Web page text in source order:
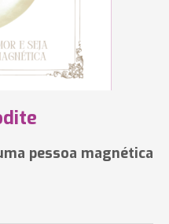
pessoa magnética